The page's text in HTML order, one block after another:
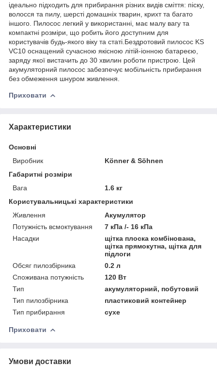
ідеально підходить для прибирання різних видів сміття: піску,
волосся та пилу, шерсті домашніх тварин, крихт та багато
іншого. Пилосос легкий у використанні, має малу вагу та
компактні розміри, що робить його доступним для
користувачів будь-якого віку та статі.Бездротовий пилосос KS
VC10 оснащений сучасною якісною літій-іонною батареєю,
заряду якої вистачить до 30 хвилин роботи пристрою. Цей
акумуляторний пилосос забезпечує мобільність прибирання
без обмеження шнуром живлення.
Приховати
Характеристики
Основні
Виробник
Könner & Söhnen
Габаритні розміри
Вага
1.6 кг
Користувальницькі характеристики
Живлення
Акумулятор
Потужність всмоктування
7 кПа /- 16 кПа
Насадки
щітка плоска комбінована,
щітка прямокутна, щітка для
підлоги
Обсяг пилозбірника
0.2 л
Споживана потужність
120 Вт
Тип
акумуляторний, побутовий
Тип пилозбірника
пластиковий контейнер
Тип прибирання
сухе
Приховати
Умови доставки